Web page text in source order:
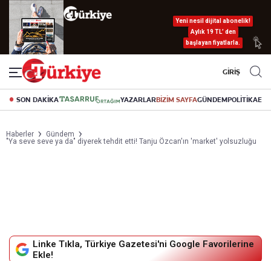
Yeni nesil dijital abonelik!
Aylık 19 TL’ den
başlayan fiyatlarla.
GİRİŞ
SON DAKİKA YAZARLARBİZİM SAYFAGÜNDEMPOLİTİKA
Haberler
Gündem
"Ya seve seve ya da" diyerek tehdit etti! Tanju Özcan'ın 'market' yolsuzluğu
Linke Tıkla, Türkiye Gazetesi'ni Google Favorilerine
Ekle!